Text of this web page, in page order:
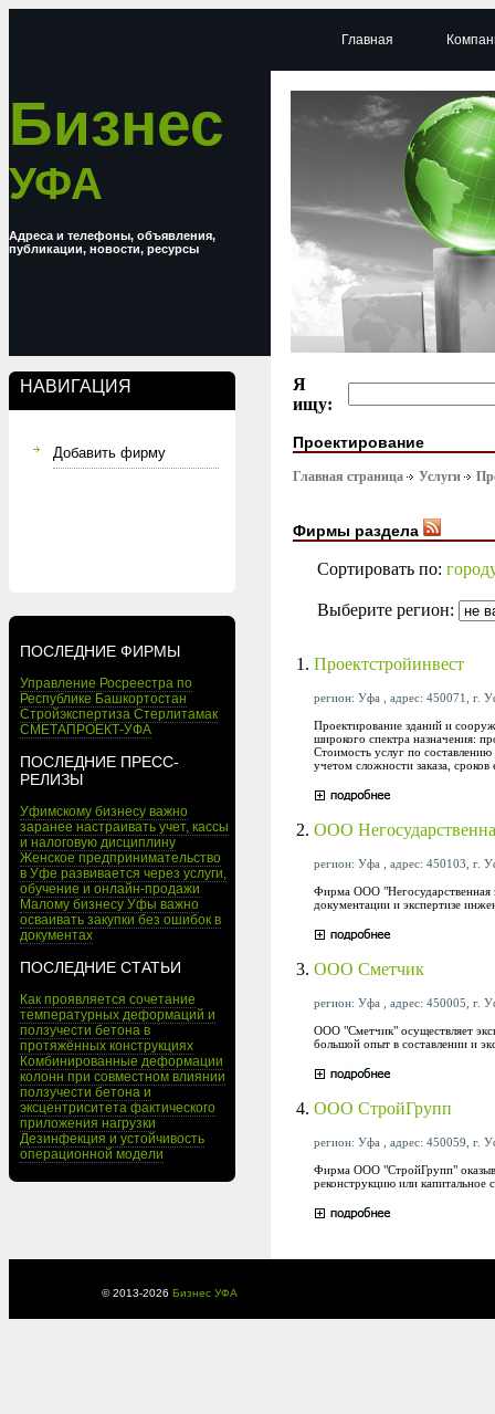
Бизнес
УФА
Адреса и телефоны, объявления,
публикации, новости, ресурсы
НАВИГАЦИЯ
Добавить фирму
ПОСЛЕДНИЕ ФИРМЫ
Управление Росреестра по
Республике Башкортостан
Стройэкспертиза Стерлитамак
СМЕТАПРОЕКТ-УФА
ПОСЛЕДНИЕ ПРЕСС-
РЕЛИЗЫ
Уфимскому бизнесу важно
заранее настраивать учет, кассы
и налоговую дисциплину
Женское предпринимательство
в Уфе развивается через услуги,
обучение и онлайн-продажи
Малому бизнесу Уфы важно
осваивать закупки без ошибок в
документах
ПОСЛЕДНИЕ СТАТЬИ
Как проявляется сочетание
температурных деформаций и
ползучести бетона в
протяжённых конструкциях
Комбинированные деформации
колонн при совместном влиянии
ползучести бетона и
эксцентриситета фактического
приложения нагрузки
Дезинфекция и устойчивость
операционной модели
Главная
Я
ищу:
Проектирование
Главная страница Услуги
Фирмы раздела
Сортировать по:
Выберите регион:
1. Проектстройинвест
регион: Уфа , адрес: 450071, г.
Проектирование зданий и
широкого спектра назначения:
Стоимость услуг по
учетом сложности заказа,
2. ООО
регион: Уфа , адрес: 450103, г.
Фирма ООО "Негосударственная
документации и экспертизе
3. ООО Сметчик
регион: Уфа , адрес: 450005, г.
ООО "Сметчик" осуществляет
большой опыт в составлении и
4. ООО СтройГрупп
регион: Уфа , адрес: 450059, г.
Фирма ООО "СтройГрупп"
реконструкцию или капитальное
© 2013-2026 Бизнес УФА